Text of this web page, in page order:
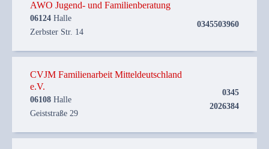
AWO Jugend- und Familienberatung
06124 Halle
Zerbster Str. 14
0345503960
CVJM Familienarbeit Mitteldeutschland
e.V.
06108 Halle
Geiststraße 29
0345
2026384